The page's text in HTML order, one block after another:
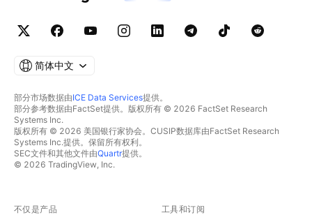
简体中文
部分市场数据由ICE Data Services提供。
部分参考数据由FactSet提供。版权所有 © 2026 FactSet Research
Systems Inc.
版权所有 © 2026 美国银行家协会。CUSIP数据库由FactSet Research
Systems Inc.提供。保留所有权利。
SEC文件和其他文件由Quartr提供。
© 2026 TradingView, Inc.
不仅是产品 工具和订阅